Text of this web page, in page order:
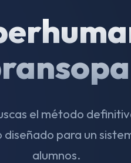
el método
diseñado para un
alumnos.